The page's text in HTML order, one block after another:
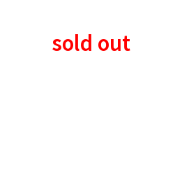
sold out